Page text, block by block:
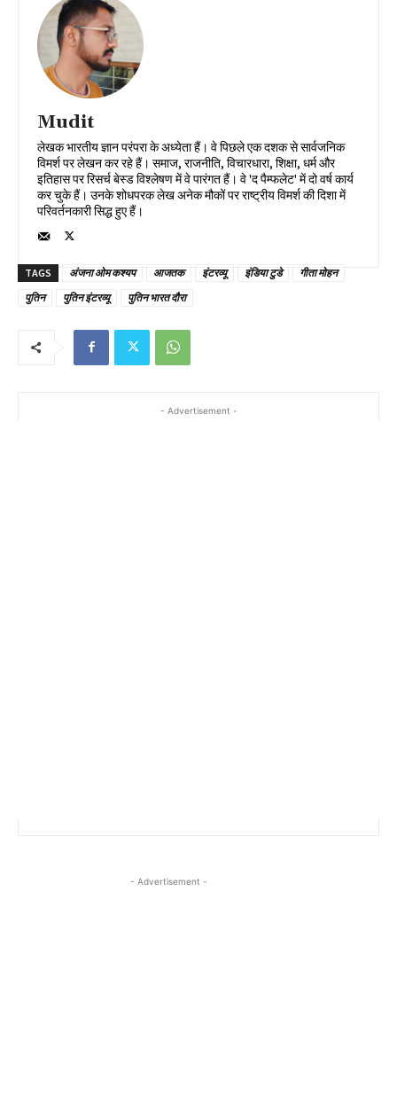
Mudit
लेखक भारतीय ज्ञान परंपरा के अध्येता हैं। वे पिछले एक दशक से सार्वजनिक
विमर्श पर लेखन कर रहे हैं। समाज, राजनीति, विचारधारा, शिक्षा, धर्म और
इतिहास पर रिसर्च बेस्ड विश्लेषण में वे पारंगत हैं। वे 'द पैम्फलेट' में दो वर्ष कार्य
कर चुके हैं। उनके शोधपरक लेख अनेक मौकों पर राष्ट्रीय विमर्श की दिशा में
परिवर्तनकारी सिद्ध हुए हैं।
TAGS अंजना ओम कश्यप आजतक इंटरव्यू इंडिया टुडे
गीता मोहन
पुतिन
पुतिन इंटरव्यू पुतिन भारत दौरा
- Advertisement -
- Advertisement -